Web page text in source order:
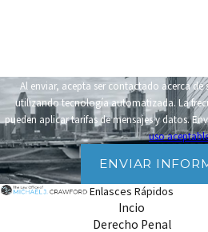
Al enviar, acepta ser contactado acerca
utilizando tecnología automatizada. La
pueden aplicar tarifas de mensajes y datos.
uso
ENVIAR
Enlasces Rápidos
Incio
Derecho Penal